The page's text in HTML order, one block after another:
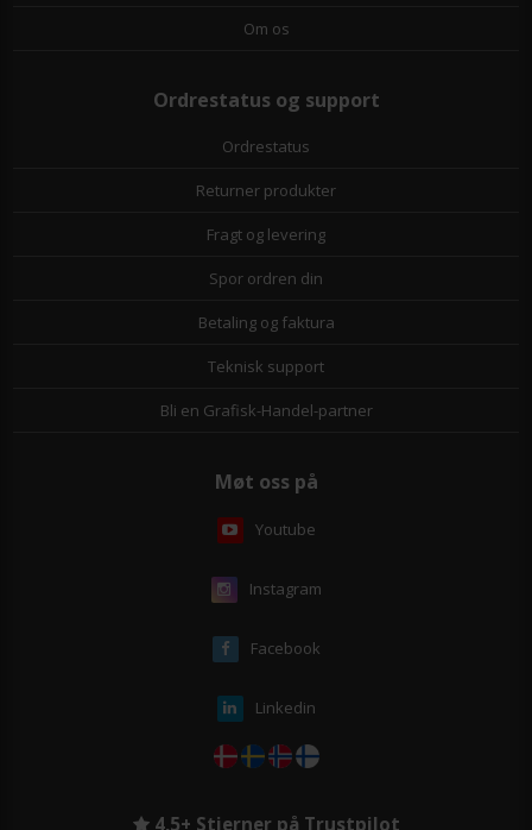
Om os
Ordrestatus og support
Ordrestatus
Returner produkter
Fragt og levering
Spor ordren din
Betaling og faktura
Teknisk support
Bli en Grafisk-Handel-partner
Møt oss på
Youtube
Instagram
Facebook
Linkedin
4,5+ Stjerner på Trustpilot